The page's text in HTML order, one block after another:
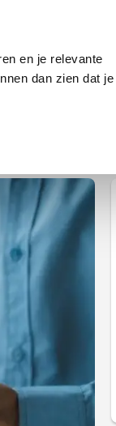
en je relevante
dan zien dat je
P